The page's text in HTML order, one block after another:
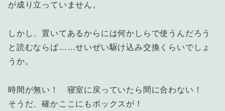
が成り立っていません。
しかし、置いてあるからには何かしらで使うんだろう
と読むならば……せいぜい駆け込み交換くらいでしょ
うか。
時間が無い！ 寝室に戻っていたら間に合わない！
そうだ、確かここにもボックスが！